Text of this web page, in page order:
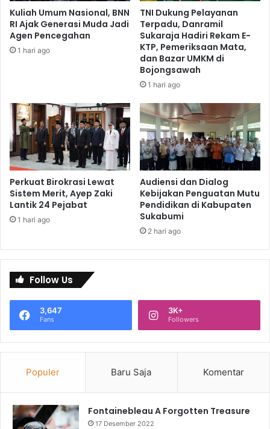
Kuliah Umum Nasional, BNN
RI Ajak Generasi Muda Jadi
Agen Pencegahan
1 hari ago
TNI Dukung Pelayanan
Terpadu, Danramil
Sukaraja Hadiri Rekam E-
KTP, Pemeriksaan Mata,
dan Bazar UMKM di
Bojongsawah
1 hari ago
Perkuat Birokrasi Lewat
Sistem Merit, Ayep Zaki
Lantik 24 Pejabat
1 hari ago
Audiensi dan Dialog
Kebijakan Penguatan Mutu
Pendidikan di Kabupaten
Sukabumi
2 hari ago
Follow Us
3,647
Fans
3K+
Followers
Populer Baru Saja Komentar
Fontainebleau A Forgotten Treasure
17 Desember 2022